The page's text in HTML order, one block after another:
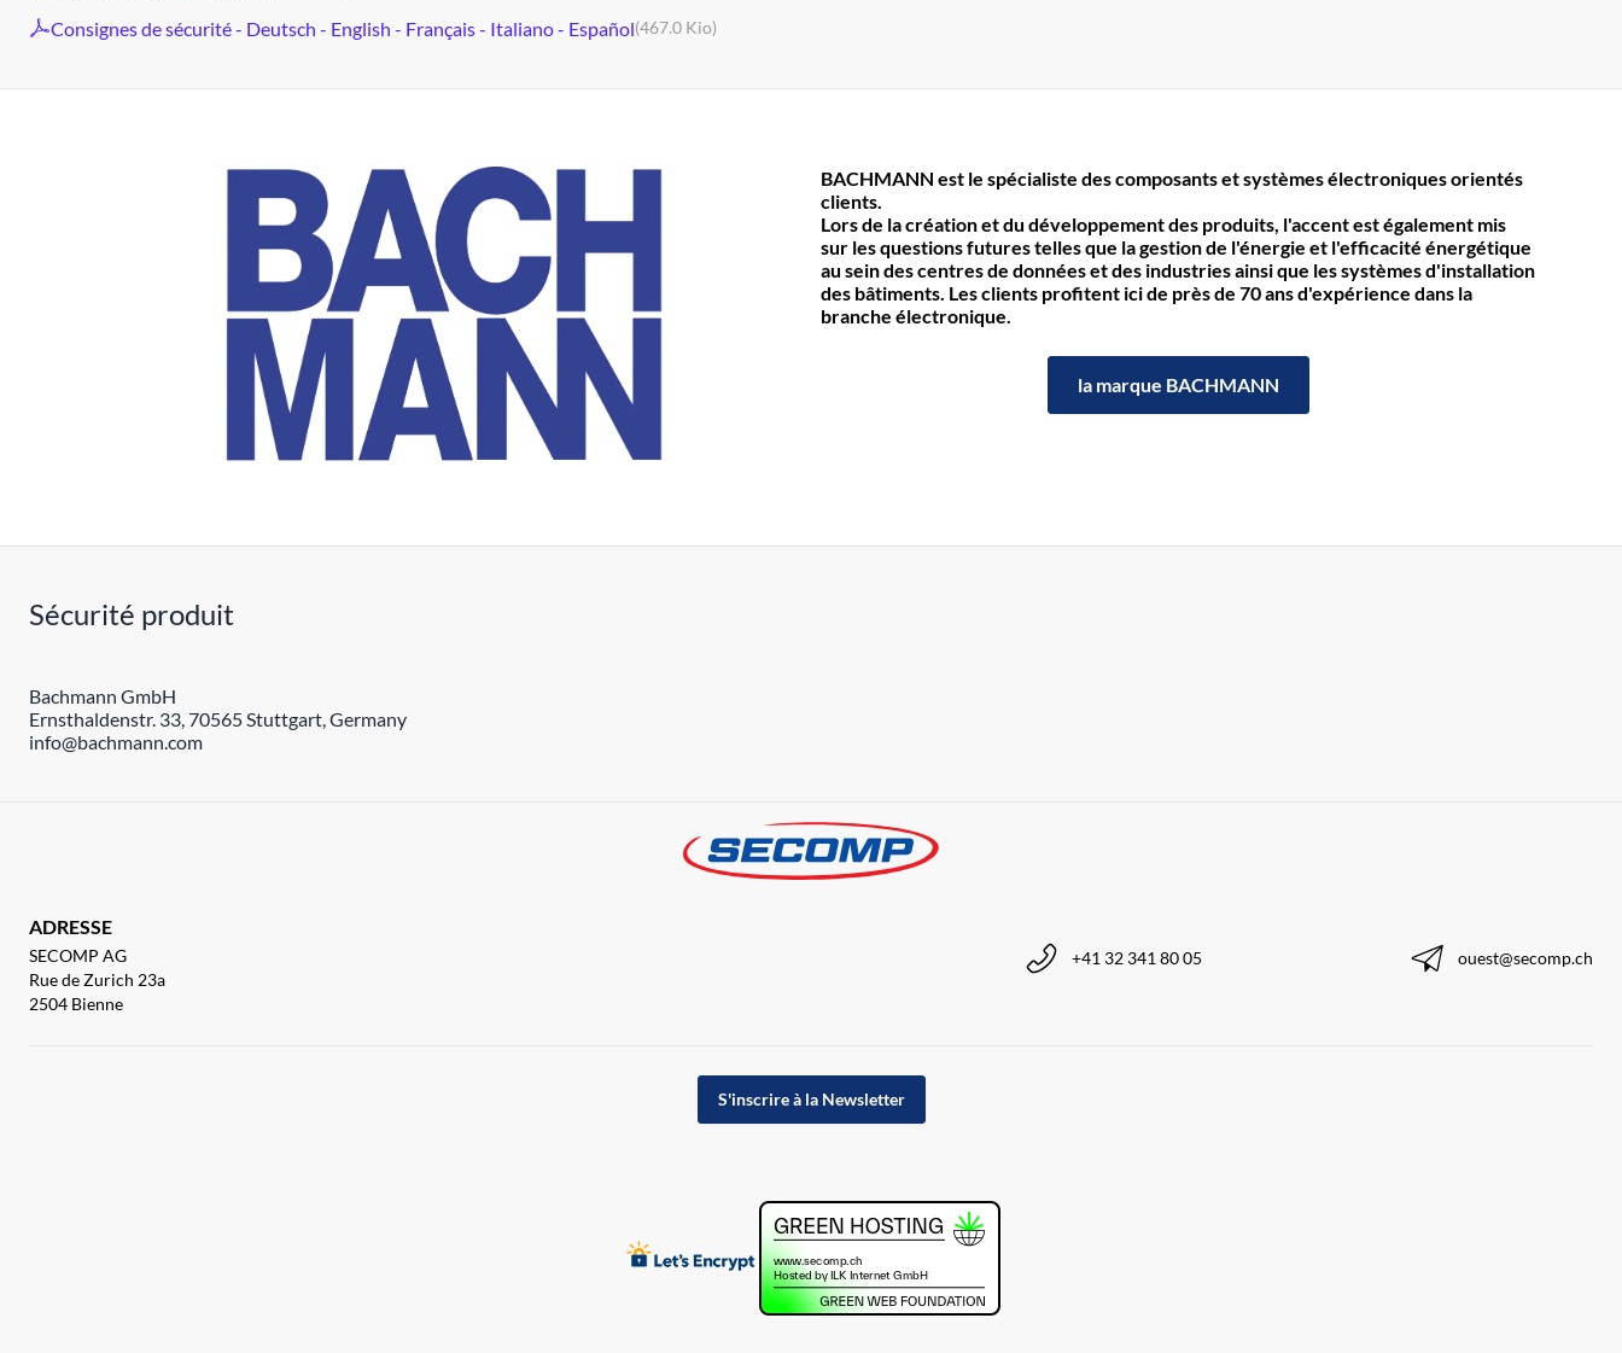
Consignes de sécurité - Deutsch - English - Français - Italiano - Español(467.0 Kio)
BACHMANN est le spécialiste des composants et systèmes électroniques orientés
clients.
Lors de la création et du développement des produits, l'accent est également mis
sur les questions futures telles que la gestion de l'énergie et l'efficacité énergétique
au sein des centres de données et des industries ainsi que les systèmes d'installation
des bâtiments. Les clients profitent ici de près de 70 ans d'expérience dans la
branche électronique.
la marque BACHMANN
Sécurité produit
Bachmann GmbH
Ernsthaldenstr. 33, 70565 Stuttgart, Germany
info@bachmann.com
ADRESSE
SECOMP AG
Rue de Zurich 23a
2504 Bienne
+41 32 341 80 05 ouest@secomp.ch
S'inscrire à la Newsletter